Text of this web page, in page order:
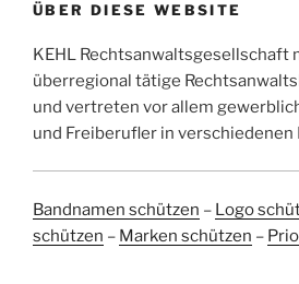
ÜBER DIESE WEBSITE
KEHL Rechtsanwaltsgesellschaft
überregional tätige
und vertreten vor allem
und Freiberufler in verschiedenen
Bandnamen schützen – Logo
schützen – Marken schützen –